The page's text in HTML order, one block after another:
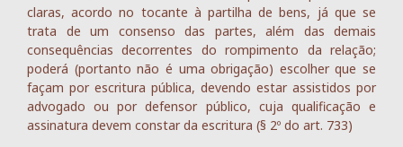
claras, acordo no tocante à partilha de bens, já que se
trata de um consenso das partes, além das demais
consequências decorrentes do rompimento da relação;
poderá (portanto não é uma obrigação) escolher que se
façam por escritura pública, devendo estar assistidos por
advogado ou por defensor público, cuja qualificação e
assinatura devem constar da escritura (§ 2º do art. 733)